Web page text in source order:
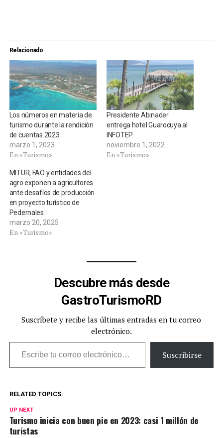
Relacionado
Los números en materia de
turismo durante la rendición
de cuentas 2023
marzo 1, 2023
En «Turismo»
Presidente Abinader
entrega hotel Guarocuya al
INFOTEP
noviembre 1, 2022
En «Turismo»
MITUR, FAO y entidades del
agro exponen a agricultores
ante desafíos de producción
en proyecto turístico de
Pedernales
marzo 20, 2025
En «Turismo»
Descubre más desde
GastroTurismoRD
Suscríbete y recibe las últimas entradas en tu correo
electrónico.
Escribe tu correo electrónico…
Suscribirse
RELATED TOPICS:
UP NEXT
Turismo inicia con buen pie en 2023: casi 1 millón de
turistas